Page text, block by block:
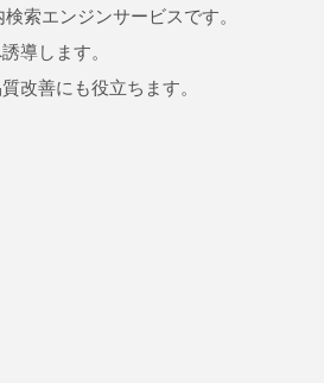
索エンジンサービスです。
導します。
改善にも役立ちます。